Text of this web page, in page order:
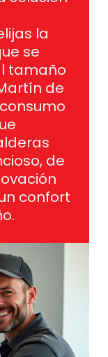
la
se
de
de
confort